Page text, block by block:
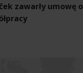
zawarły umowę o